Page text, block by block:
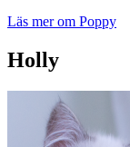
Läs mer om Poppy
Holly